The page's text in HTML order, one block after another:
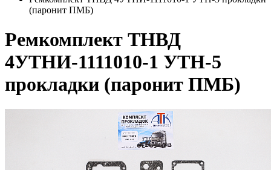
(паронит ПМБ)
Ремкомплект ТНВД
4УТНИ-1111010-1 УТН-5
прокладки (паронит ПМБ)